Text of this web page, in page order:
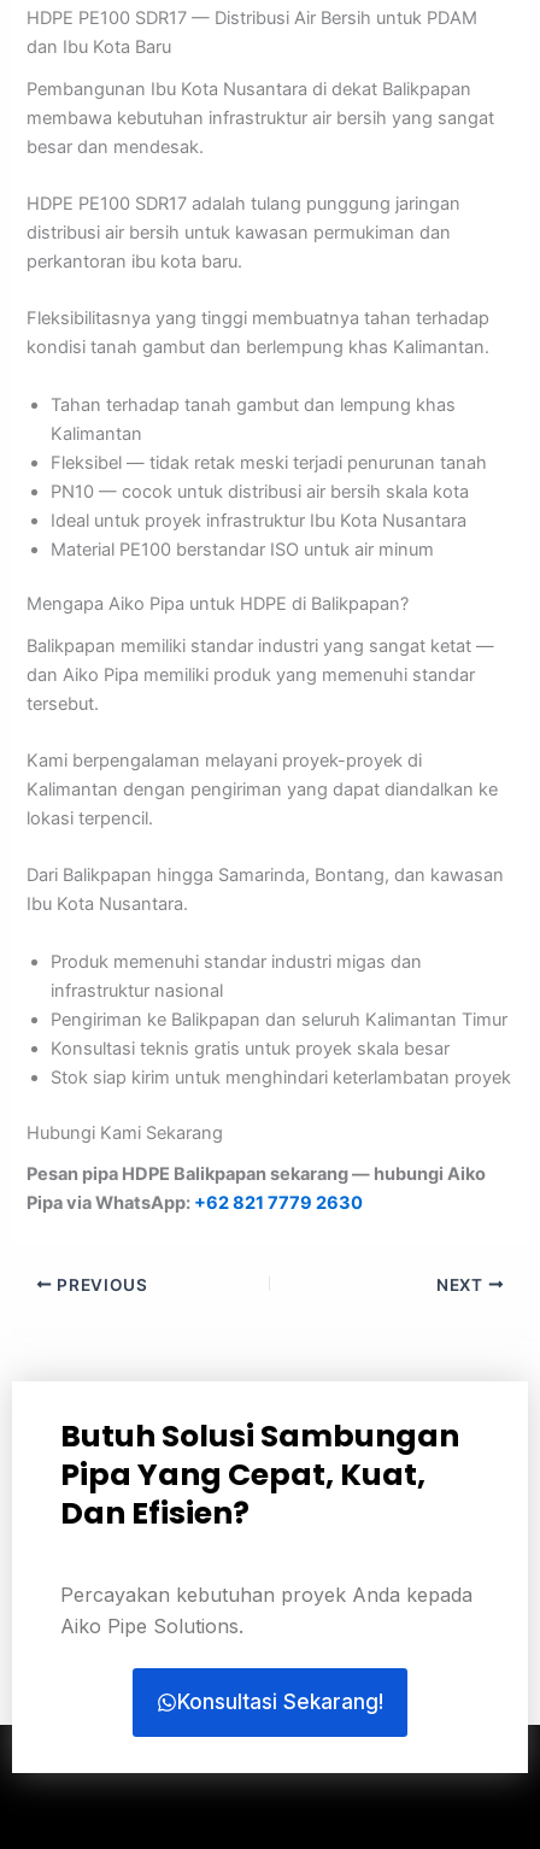
HDPE PE100 SDR17 — Distribusi Air Bersih untuk PDAM
dan Ibu Kota Baru
Pembangunan Ibu Kota Nusantara di dekat Balikpapan
membawa kebutuhan infrastruktur air bersih yang sangat
besar dan mendesak.
HDPE PE100 SDR17 adalah tulang punggung jaringan
distribusi air bersih untuk kawasan permukiman dan
perkantoran ibu kota baru.
Fleksibilitasnya yang tinggi membuatnya tahan terhadap
kondisi tanah gambut dan berlempung khas Kalimantan.
Tahan terhadap tanah gambut dan lempung khas
Kalimantan
Fleksibel — tidak retak meski terjadi penurunan tanah
PN10 — cocok untuk distribusi air bersih skala kota
Ideal untuk proyek infrastruktur Ibu Kota Nusantara
Material PE100 berstandar ISO untuk air minum
Mengapa Aiko Pipa untuk HDPE di Balikpapan?
Balikpapan memiliki standar industri yang sangat ketat —
dan Aiko Pipa memiliki produk yang memenuhi standar
tersebut.
Kami berpengalaman melayani proyek-proyek di
Kalimantan dengan pengiriman yang dapat diandalkan ke
lokasi terpencil.
Dari Balikpapan hingga Samarinda, Bontang, dan kawasan
Ibu Kota Nusantara.
Produk memenuhi standar industri migas dan
infrastruktur nasional
Pengiriman ke Balikpapan dan seluruh Kalimantan Timur
Konsultasi teknis gratis untuk proyek skala besar
Stok siap kirim untuk menghindari keterlambatan proyek
Hubungi Kami Sekarang
Pesan pipa HDPE Balikpapan sekarang — hubungi Aiko
Pipa via WhatsApp: +62 821 7779 2630
PREVIOUS NEXT
Butuh Solusi Sambungan
Pipa Yang Cepat, Kuat,
Dan Efisien?
Percayakan kebutuhan proyek Anda kepada
Aiko Pipe Solutions.
Konsultasi Sekarang!